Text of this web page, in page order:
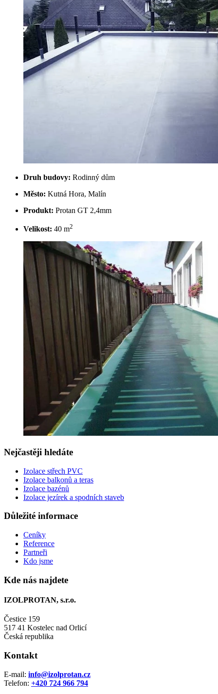
Druh budovy: Rodinný dům
Město: Kutná Hora, Malín
Produkt: Protan GT 2,4mm
Velikost: 40 m2
Nejčastěji hledáte
Izolace střech PVC
Izolace balkonů a teras
Izolace bazénů
Izolace jezírek a spodních staveb
Důležité informace
Ceníky
Reference
Partneři
Kdo jsme
Kde nás najdete
IZOLPROTAN, s.r.o.
Čestice 159
517 41 Kostelec nad Orlicí
Česká republika
Kontakt
E-mail: info@izolprotan.cz
Telefon: +420 724 966 794